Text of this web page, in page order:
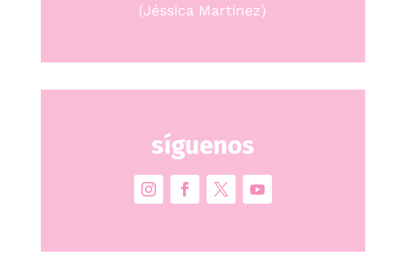
(Jéssica Martínez)
síguenos